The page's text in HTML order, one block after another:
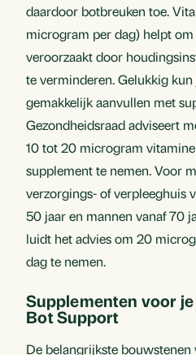
daardoor botbreuken toe.
microgram per dag) helpt om
veroorzaakt door
te verminderen. Gelukkig
gemakkelijk aanvullen met
Gezondheidsraad adviseert
10 tot 20 microgram
supplement te nemen. Voor
verzorgings- of verpleeghuis
50 jaar en mannen vanaf 70
luidt het advies om 20
dag te nemen.
Supplementen voor
Bot Support
De belangrijkste